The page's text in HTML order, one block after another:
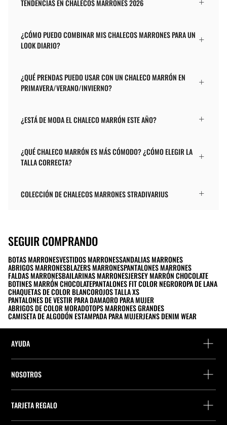
TENDENCIAS EN CHALECOS MARRONES 2026
¿CÓMO PUEDO COMBINAR MIS CHALECOS MARRONES PARA UN
LOOK DIARIO?
¿QUÉ PRENDAS PUEDO USAR CON UN CHALECO MARRÓN EN
PRIMAVERA/VERANO/INVIERNO?
¿ESTÁ DE MODA EL CHALECO MARRÓN ESTE AÑO?
¿QUÉ CHALECO MARRÓN ES MÁS CÓMODO? ¿CÓMO ELEGIR LA
TALLA CORRECTA?
COLECCIÓN DE CHALECOS MARRONES STRADIVARIUS
SEGUIR COMPRANDO
BOTAS MARRONESVESTIDOS MARRONESSANDALIAS MARRONES
ABRIGOS MARRONESBLAZERS MARRONESPANTALONES MARRONES
FALDAS MARRONESBAILARINAS MARRONESJERSEY MARRÓN CHOCOLATE
BOTINES MARRÓN CHOCOLATEPANTALONES FIT COLOR NEGROROPA DE LANA
CHAQUETAS DE COLOR BLANCOROJOS TALLA XS
PANTALONES DE VESTIR PARA DAMAORO PARA MUJER
ABRIGOS DE COLOR MORADOTOPS MARRONES GRANDES
CAMISETA DE ALGODÓN ESTAMPADA PARA MUJERJEANS DENIM WEAR
AYUDA
Detalle precio perfumes
Encuentra tu ticket
NOSOTROS
Empresa
TARJETA REGALO